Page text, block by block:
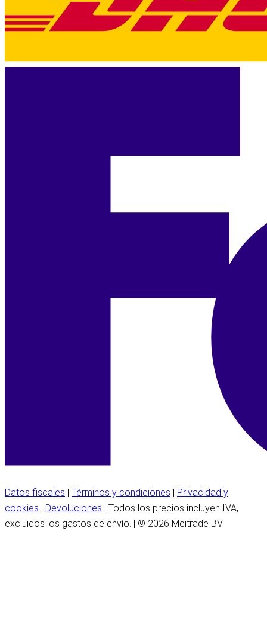
Datos fiscales | Términos y condiciones | Privacidad y
cookies | Devoluciones | Todos los precios incluyen IVA,
excluidos los gastos de envío. | © 2026 Meitrade BV